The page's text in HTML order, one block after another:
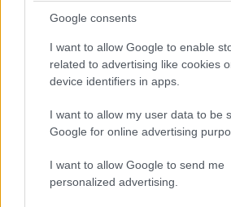
Google consents
I want to allow Google to enable
related to advertising like cookies
device identifiers in apps.
I want to allow my user data to be
Google for online advertising
I want to allow Google to send me
personalized advertising.
vlastní kamiony, takže počet
mobilních buněk se
rozcvičovnu či novou
vytvořit v současných
Ubytovací buňky či krytou
možné vybudovat v krajní